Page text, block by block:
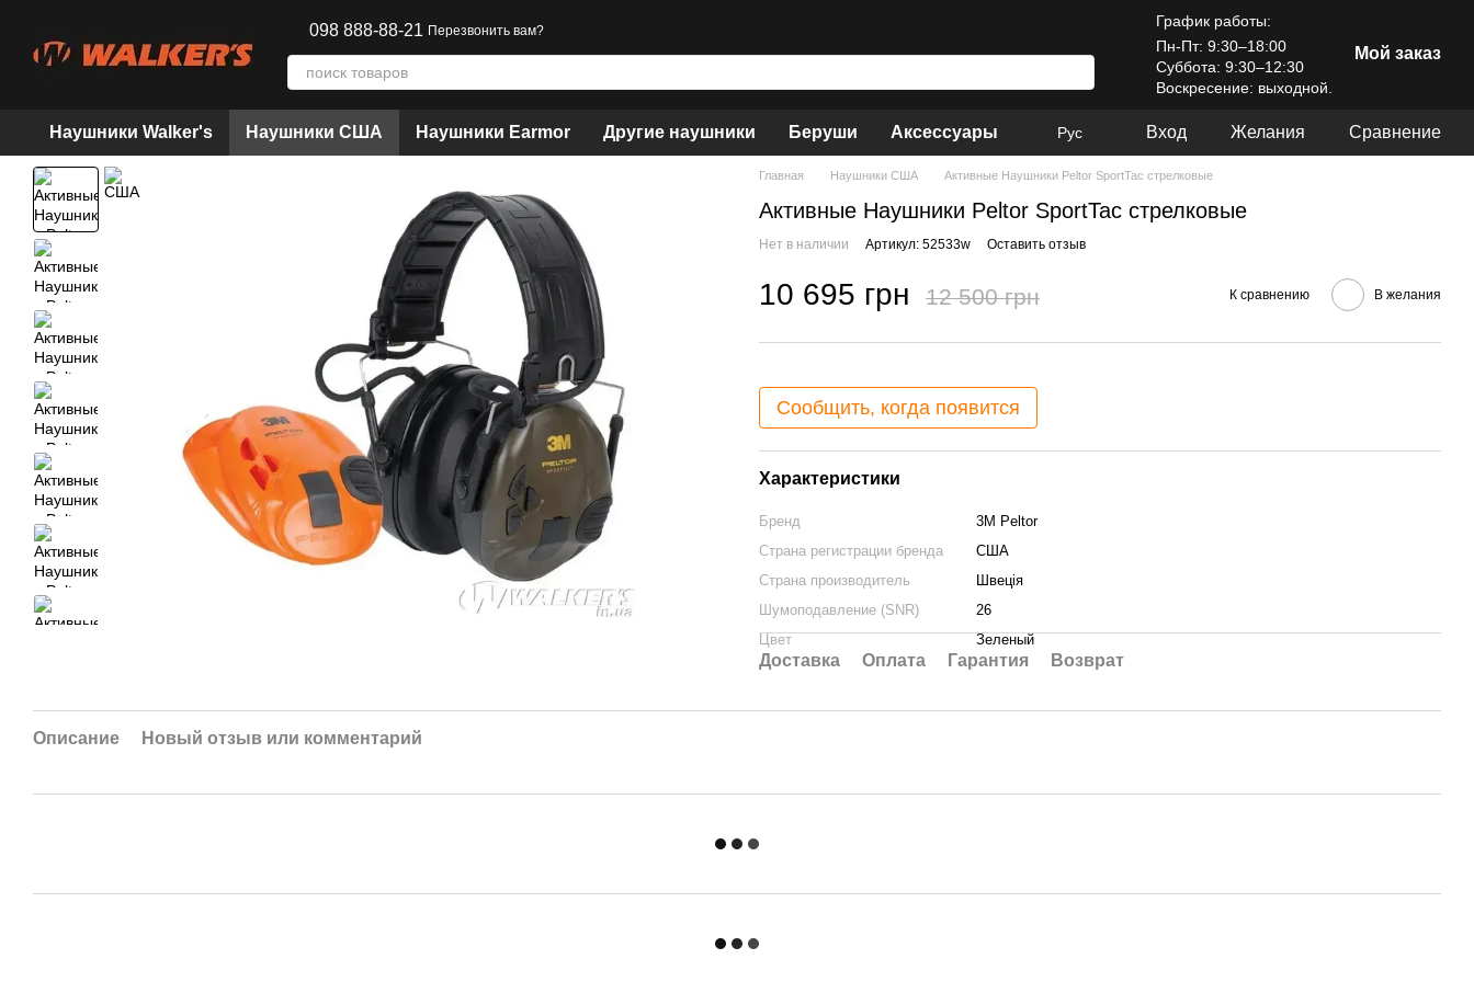
098 888-88-21 Перезвонить вам?
График работы:
Пн-Пт: 9:30–18:00
Суббота: 9:30–12:30
Воскресение: выходной.
Мой заказ
Наушники Walker's Наушники США Наушники Earmor Другие наушники Беруши Аксессуары Рус Вход Желания Сравнение
Главная Наушники США Активные Наушники Peltor SportTac стрелковые
Активные Наушники Peltor SportTac стрелковые
Нет в наличии Артикул: 52533w Оставить отзыв
10 695 грн 12 500 грн К сравнению В желания
Сообщить, когда появится
Характеристики
Бренд
3M Peltor
Страна регистрации бренда
США
Страна производитель
Швеція
Шумоподавление (SNR)
26
Цвет
Зеленый
Доставка Оплата Гарантия Возврат
Описание Новый отзыв или комментарий